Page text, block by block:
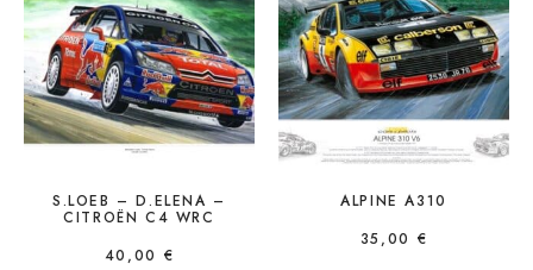
S.LOEB – D.ELENA –
CITROËN C4 WRC
40,00 €
ALPINE A310
35,00 €